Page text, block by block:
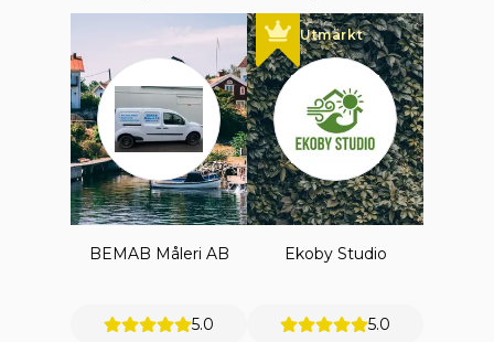
BEMAB Måleri AB
5.0
Utmärkt
Ekoby Studio
5.0